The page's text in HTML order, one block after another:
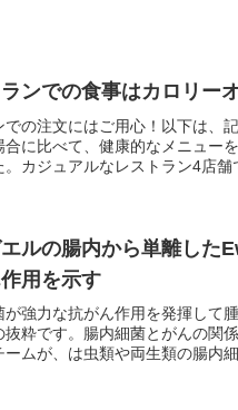
ンでの食事はカロリー
での注文にはご用心！以下は、
合に比べて、健康的なメニュー
カジュアルなレストラン4店舗
ルの腸内から単離し
用を示す
が強力な抗がん作用を発揮して
抜粋です。腸内細菌とがんの関
ムが、は虫類や両生類の腸内